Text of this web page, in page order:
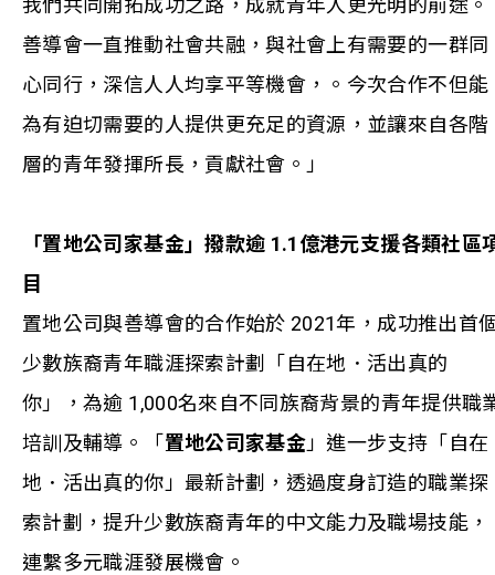
善導會一直推動社會共融，與社會上有需要的一群同
心同行，深信人人均享平等機會，。今次合作不但能
為有迫切需要的人提供更充足的資源，並讓來自各階
層的青年發揮所長，貢獻社會。」
「置地公司家基金」撥款逾 1.1億港元支援各類社區
目
置地公司與善導會的合作始於 2021年，成功推出首
少數族裔青年職涯探索計劃「自在地．活出真的
你」，為逾 1,000名來自不同族裔背景的青年提供職
培訓及輔導。「置地公司家基金 」進一步支持「自在
地．活出真的你」最新計劃，透過度身訂造的職業探
索計劃，提升少數族裔青年的中文能力及職場技能，
連繫多元職涯發展機會。